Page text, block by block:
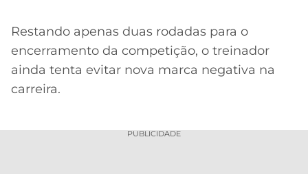
Restando apenas duas rodadas para o
encerramento da competição, o treinador
ainda tenta evitar nova marca negativa na
carreira.
PUBLICIDADE